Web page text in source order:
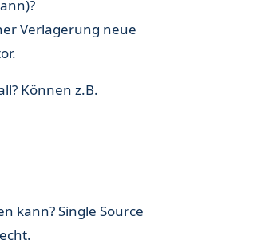
Verlagerung neue
Können z.B.
kann? Single Source